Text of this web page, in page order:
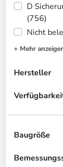
D
(756)
Nicht
+ Mehr
Hersteller
Baugröße